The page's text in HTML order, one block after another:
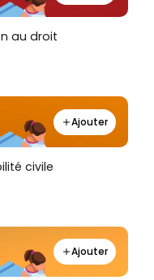
au droit
Ajouter
civile
Ajouter